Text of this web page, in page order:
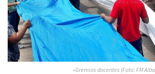
»Gremios docentes (Foto: FM